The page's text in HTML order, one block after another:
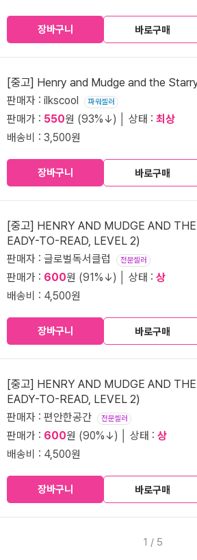
장바구니 바로구매
[중고] Henry and Mudge and the
판매자 : ilkscool 파워셀러
판매가 : 550원 (93%↓) │ 상태 : 최상
배송비 : 3,500원
장바구니 바로구매
[중고] HENRY AND MUDGE AND
EADY-TO-READ, LEVEL 2)
판매자 : 글로벌독서클럽 전문셀러
판매가 : 600원 (91%↓) │ 상태 : 상
배송비 : 4,500원
장바구니 바로구매
[중고] HENRY AND MUDGE AND
EADY-TO-READ, LEVEL 2)
판매자 : 편안한공간 전문셀러
판매가 : 600원 (90%↓) │ 상태 : 상
배송비 : 4,500원
장바구니 바로구매
1 / 5